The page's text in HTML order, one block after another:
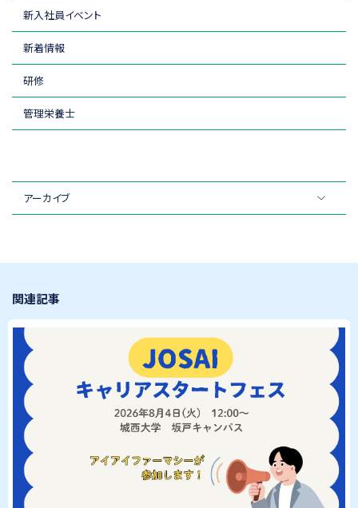
新入社員イベント
新着情報
研修
管理栄養士
アーカイブ
関連記事